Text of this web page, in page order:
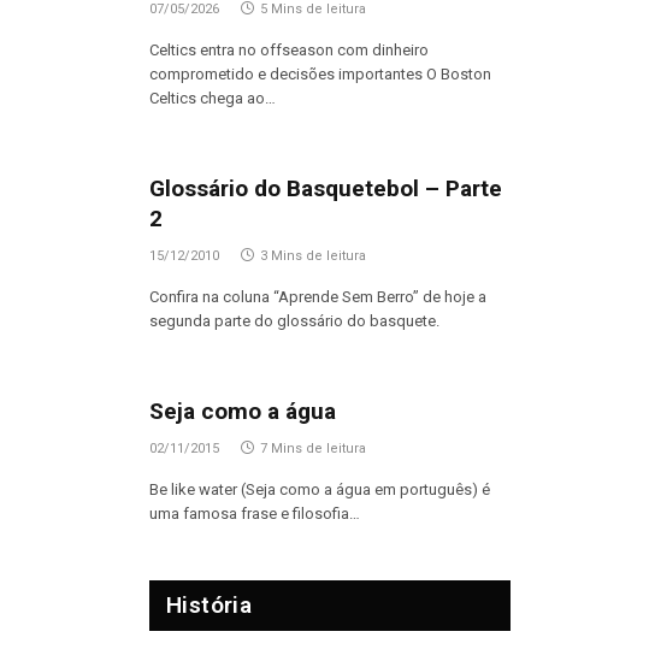
07/05/2026 5 Mins de leitura
Celtics entra no offseason com dinheiro
comprometido e decisões importantes O Boston
Celtics chega ao…
Glossário do Basquetebol – Parte
2
15/12/2010 3 Mins de leitura
Confira na coluna “Aprende Sem Berro” de hoje a
segunda parte do glossário do basquete.
Seja como a água
02/11/2015 7 Mins de leitura
Be like water (Seja como a água em português) é
uma famosa frase e filosofia…
História